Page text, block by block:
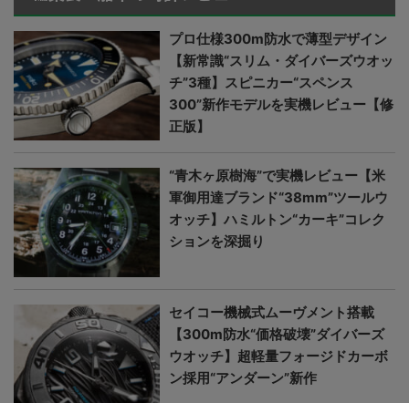
プロ仕様300m防水で薄型デザイン
【新常識“スリム・ダイバーズウオッ
チ”3種】スピニカー“スペンス
300”新作モデルを実機レビュー【修
正版】
“青木ヶ原樹海”で実機レビュー【米
軍御用達ブランド“38mm”ツールウ
オッチ】ハミルトン“カーキ”コレク
ションを深掘り
セイコー機械式ムーヴメント搭載
【300m防水“価格破壊”ダイバーズ
ウオッチ】超軽量フォージドカーボ
ン採用“アンダーン”新作